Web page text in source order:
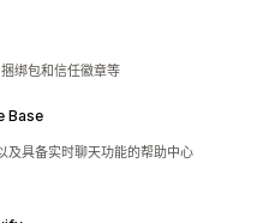
绑包和信任徽章等
Base
及具备实时聊天功能的帮助中心